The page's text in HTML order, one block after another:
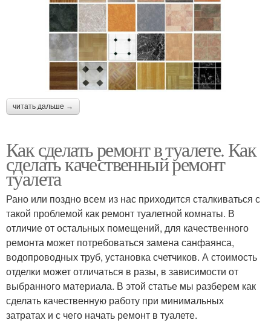
читать дальше →
Как сделать ремонт в туалете. Как
сделать качественный ремонт
туалета
Рано или поздно всем из нас приходится сталкиваться с
такой проблемой как ремонт туалетной комнаты. В
отличие от остальных помещений, для качественного
ремонта может потребоваться замена санфаянса,
водопроводных труб, установка счетчиков. А стоимость
отделки может отличаться в разы, в зависимости от
выбранного материала. В этой статье мы разберем как
сделать качественную работу при минимальных
затратах и с чего начать ремонт в туалете.